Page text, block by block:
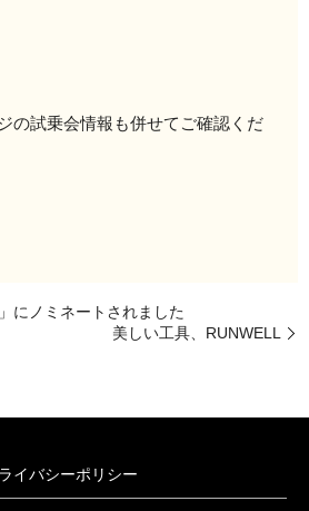
の試乗会情報も併せてご確認くだ
にノミネートされました
美しい工具、RUNWELL
イバシーポリシー